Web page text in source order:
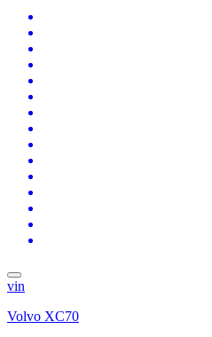
vin
Volvo XC70